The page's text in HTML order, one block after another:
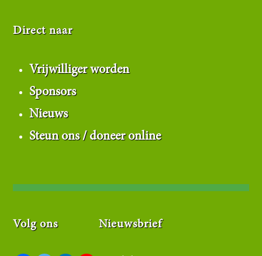
Direct naar
Vrijwilliger worden
Sponsors
Nieuws
Steun ons / doneer online
Volg ons Nieuwsbrief